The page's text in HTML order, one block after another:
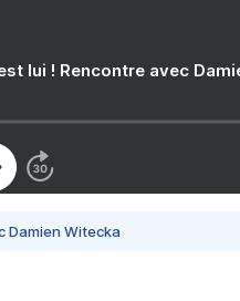
lui ! Rencontre avec
Damien Witecka